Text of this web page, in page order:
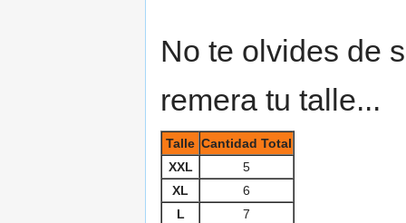
No te olvides de
remera tu talle...
Talle Cantidad Total
XXL
5
XL
6
L
7